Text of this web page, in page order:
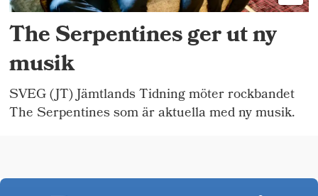
The Serpentines ger ut ny
musik
SVEG (JT) Jämtlands Tidning möter rockbandet
The Serpentines som är aktuella med ny musik.